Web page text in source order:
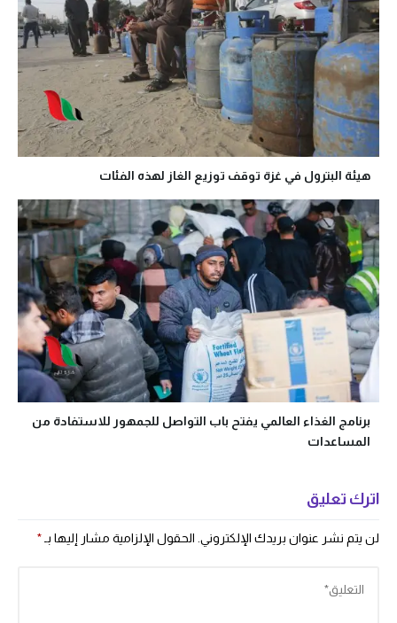
هيئة البترول في غزة توقف توزيع الغاز لهذه الفئات
برنامج الغذاء العالمي يفتح باب التواصل للجمهور للاستفادة من
المساعدات
اترك تعليق
لن يتم نشر عنوان بريدك الإلكتروني. الحقول الإلزامية مشار إليها بـ *